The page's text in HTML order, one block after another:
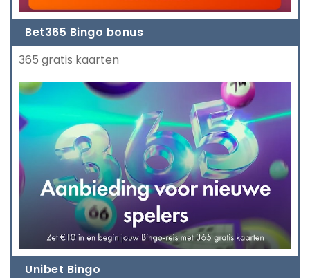
Bet365 Bingo bonus
365 gratis kaarten
Unibet Bingo